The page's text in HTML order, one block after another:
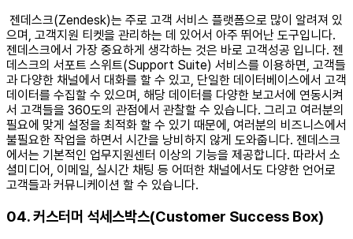
젠데스크(Zendesk)는 주로 고객 서비스 플랫폼으로 많이 알려져 있
으며, 고객지원 티켓을 관리하는 데 있어서 아주 뛰어난 도구입니다.
젠데스크에서 가장 중요하게 생각하는 것은 바로 고객성공 입니다. 젠
데스크의 서포트 스위트(Support Suite) 서비스를 이용하면, 고객들
과 다양한 채널에서 대화를 할 수 있고, 단일한 데이터베이스에서 고객
데이터를 수집할 수 있으며, 해당 데이터를 다양한 보고서에 연동시켜
서 고객들을 360도의 관점에서 관찰할 수 있습니다. 그리고 여러분의
필요에 맞게 설정을 최적화 할 수 있기 때문에, 여러분의 비즈니스에서
불필요한 작업을 하면서 시간을 낭비하지 않게 도와줍니다. 젠데스크
에서는 기본적인 업무지원센터 이상의 기능을 제공합니다. 따라서 소
셜미디어, 이메일, 실시간 채팅 등 어떠한 채널에서도 다양한 언어로
고객들과 커뮤니케이션 할 수 있습니다. ​
04. 커스터머 석세스박스(Customer Success Box)